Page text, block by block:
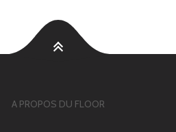
A PROPOS DU FLOOR